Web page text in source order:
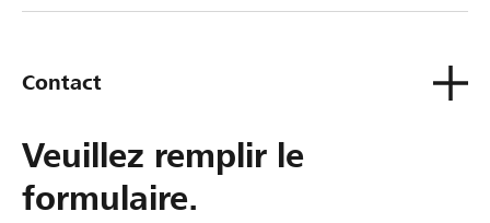
Contact
Veuillez remplir le
formulaire.